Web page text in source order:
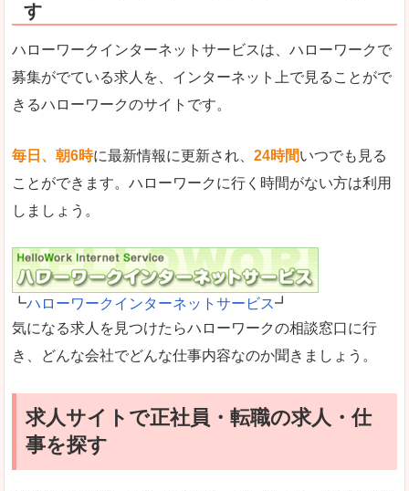
す
ハローワークインターネットサービスは、ハローワークで
募集がでている求人を、インターネット上で見ることがで
きるハローワークのサイトです。
毎日、朝6時に最新情報に更新され、 24時間いつでも見る
ことができます。ハローワークに行く時間がない方は利用
しましょう。
┗ハローワークインターネットサービス┛
気になる求人を見つけたらハローワークの相談窓口に行
き、どんな会社でどんな仕事内容なのか聞きましょう。
求人サイトで正社員・転職の求人・仕
事を探す